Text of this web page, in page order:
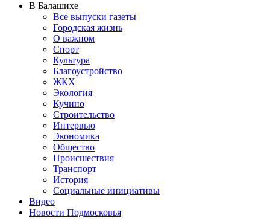
В Балашихе
Все выпуски газеты
Городская жизнь
О важном
Спорт
Культура
Благоустройство
ЖКХ
Экология
Кучино
Строительство
Интервью
Экономика
Общество
Происшествия
Транспорт
История
Социальные инициативы
Видео
Новости Подмосковья